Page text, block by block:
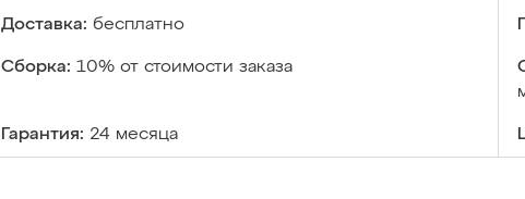
Доставка: бесплатно
Сборка: 10% от стоимости заказа
Гарантия: 24 месяца